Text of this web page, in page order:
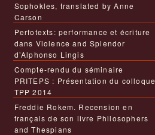
Sophokles, translated by Anne
Carson
Perfotexts: performance et écriture
dans Violence and Splendor
d’Alphonso Lingis
Compte-rendu du séminaire
PRITEPS : Présentation du colloque
TPP 2014
Freddie Rokem. Recension en
français de son livre Philosophers
and Thespians